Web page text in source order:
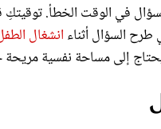
في الوقت الخطأ.
طرح السؤال أثناء انشغال
إلى مساحة نفسية